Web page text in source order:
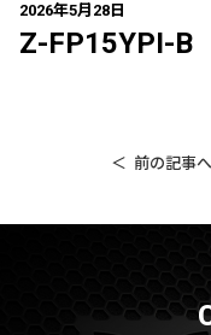
2026年5月28日
Z-FP15YPI-B
前の記事へ